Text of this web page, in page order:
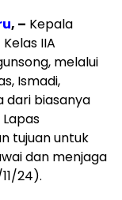
, – Kepala
IIA
melalui
Ismadi,
dari biasanya
tujuan untuk
dan menjaga
24).